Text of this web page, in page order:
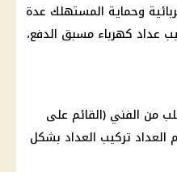
وحماية المستهلك عدة
عداد كهرباء مسبق الدفع،
من الفني (القائم على
العداد تركيب العداد بشكل